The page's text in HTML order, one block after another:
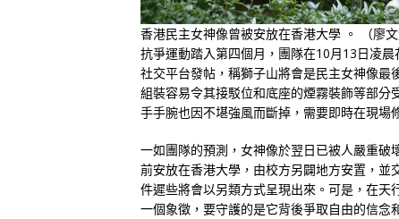
香港民主女神像曾被安放在香港大學 。 （廖文
抗爭運動踏入第四個月，團隊在10月13日凌
社交平台發帖，稱獅子山將會是民主女神像
組裝容易令其接駁位和底座的煙霧裝飾等部
手手腕也因不堪強風而斷掉，需要即時在現場
一如團隊的預測，女神像於翌日已被人嚴重破
前安放在香港大學，由校方另闢地方安置，
件遲些將會以另類方式呈現出來。可是，在
一個象徵，要守護的是它背後爭取自由的信